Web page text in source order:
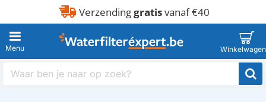
Verzendinggratisvanaf €40
Waar